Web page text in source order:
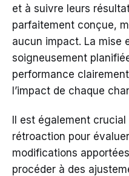
et à suivre leurs
parfaitement conçue,
aucun impact. La mise
soigneusement
performance
l’impact de chaque
Il est également crucial
rétroaction pour
modifications
procéder à des